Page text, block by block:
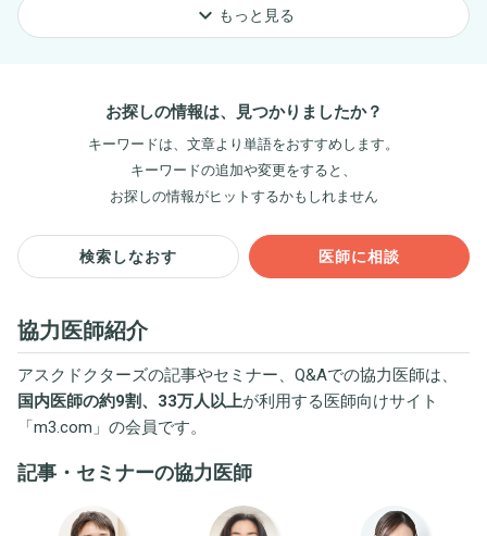
keyboard_arrow_down もっと見る
お探しの情報は、見つかりましたか？
キーワードは、文章より単語をおすすめします。
キーワードの追加や変更をすると、
お探しの情報がヒットするかもしれません
検索しなおす 医師に相談
協力医師紹介
アスクドクターズの記事やセミナー、Q&Aでの協力医師は、
国内医師の約9割、33万人以上が利用する医師向けサイト
「m3.com 」の会員です。
記事・セミナーの協力医師